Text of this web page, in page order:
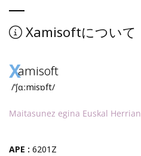
Xamisoftについて
Xamisoft
/ˈʃɑːmisɒft/
Maitasunez egina Euskal Herrian
APE : 6201Z